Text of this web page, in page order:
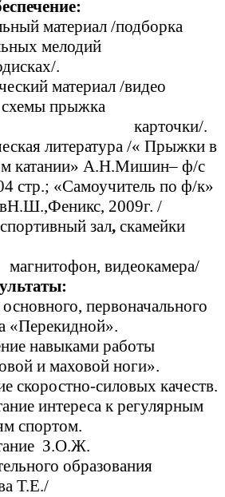
материал /подборка
мелодий
.
материал /видео
схемы прыжка
.
литература /« Прыжки в
катании» А.Н.Мишин– ф/с
стр.; «Самоучитель по ф/к»
2009г. /
спортивный зал, скамейки
видеокамера/
первоначального
«Перекидной».
навыками работы
и маховой ноги».
скоростно-силовых качеств.
интереса к регулярным
спортом.
З.О.Ж.
образования
Т.Е./